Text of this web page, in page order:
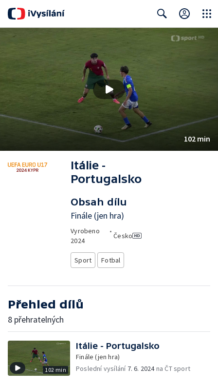
102 min
Itálie -
Portugalsko
Obsah dílu
Finále (jen hra)
Vyrobeno
2024
•
Česko
Sport Fotbal
Přehled dílů
8 přehratelných
102 min
Itálie - Portugalsko
Finále (jen hra)
Poslední vysílání 7. 6. 2024na ČT sport